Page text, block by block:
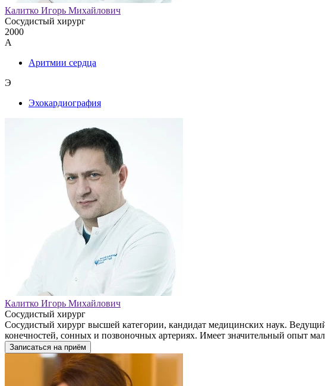
Калитко Игорь Михайлович
Сосудистый хирург
2000
А
Аритмии сердца
Э
Эхокардиография
Калитко Игорь Михайлович
Сосудистый хирург
Сосудистый хирург высшей категории, кандидат медицинских наук.
конечностей, сонных и позвоночных артериях. Имеет значительный опыт
Записаться на приём